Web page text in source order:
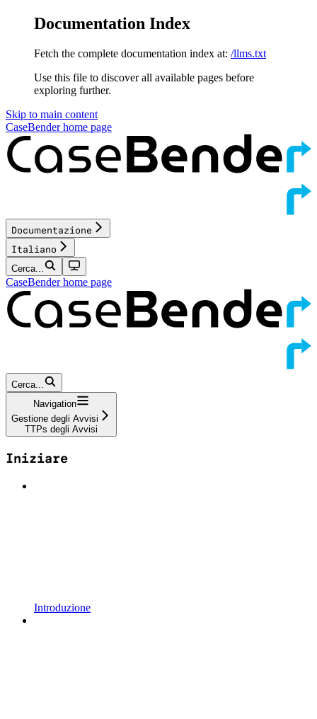
Documentation Index
Fetch the complete documentation index at: /llms.txt
Use this file to discover all available pages before
exploring further.
Skip to main content
CaseBenderhome page
Documentazione
Italiano
Cerca...
CaseBenderhome page
Cerca...
Navigation
Gestione degli Avvisi
TTPs degli Avvisi
Iniziare
Introduzione